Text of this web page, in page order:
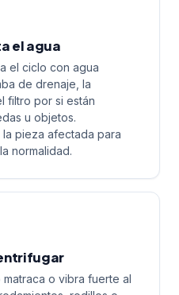
el agua
el ciclo con agua
de drenaje, la
filtro por si están
u objetos.
la pieza afectada para
normalidad.
o vibra fuerte al